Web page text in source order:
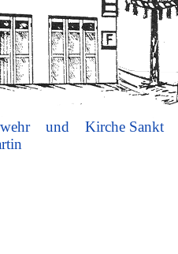
und Kirche Sankt